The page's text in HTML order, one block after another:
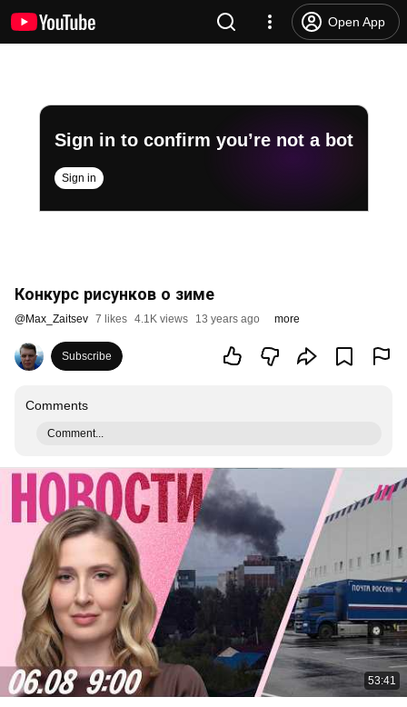
Open App
Sign in to confirm you’re not a bot
Sign in
Конкурс рисунков о зиме
@Max_Zaitsev 7 likes 4.1K views 13 years ago more
Subscribe
Comments
Comment...
53:41